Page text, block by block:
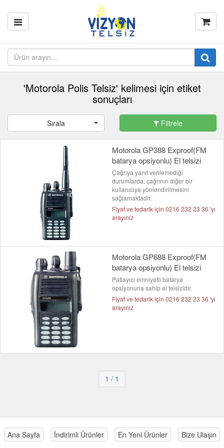
'Motorola Polis Telsiz' kelimesi için etiket
sonuçları
Sırala Filtrele
Motorola GP388 Exproof(FM
batarya opsiyonlu) El telsizi
Çağrıya yanıt verilemediği
durumlarda, çağrının diğer bir
kullanıcıya yönlendirilmesini
sağlamaktadır.
Fiyat ve tedarik için 0216 232 23 36 'yı
arayınız
Motorola GP688 Exproof(FM
batarya opsiyonlu) El telsizi
Patlayıcı emniyetli batarya
opsiyonuna sahip el telsizidir.
Fiyat ve tedarik için 0216 232 23 36 'yı
arayınız
1 / 1
Ana Sayfa İndirimli Ürünler En Yeni Ürünler Bize Ulaşın